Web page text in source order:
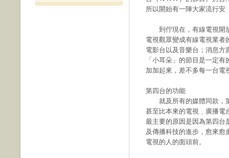
所以開始有一陣大家流行安
到佇現在，有線電視開放
電視觀眾變成有線電視業者
電影台以及音樂台；消息方
「小耳朵」的節目是一定
加加起來，差不多每一台電
第四台的功能
就及所有的媒體同款，第
甚至比本來的電視﹑廣播電
最主要的原因是因為第四台
及傳播科技的進步，愈來愈
電視的人的面頭前。